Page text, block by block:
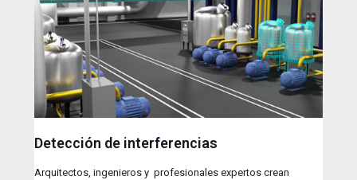
Detección de interferencias
Arquitectos, ingenieros y profesionales expertos crean